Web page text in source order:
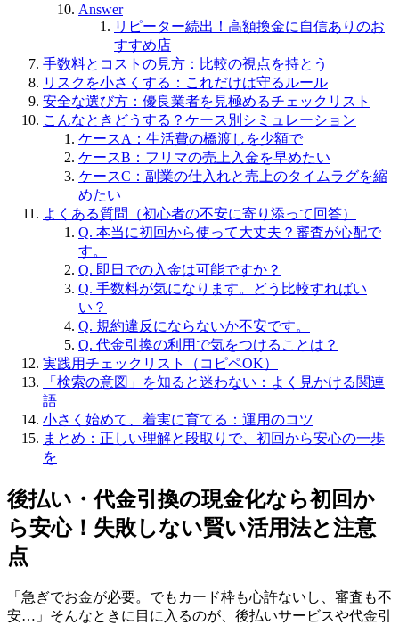
Answer
リピーター続出！高額換金に自信ありのお
すすめ店
手数料とコストの見方：比較の視点を持とう
リスクを小さくする：これだけは守るルール
安全な選び方：優良業者を見極めるチェックリスト
こんなときどうする？ケース別シミュレーション
ケースA：生活費の橋渡しを少額で
ケースB：フリマの売上入金を早めたい
ケースC：副業の仕入れと売上のタイムラグを縮
めたい
よくある質問（初心者の不安に寄り添って回答）
Q. 本当に初回から使って大丈夫？審査が心配で
す。
Q. 即日での入金は可能ですか？
Q. 手数料が気になります。どう比較すればい
い？
Q. 規約違反にならないか不安です。
Q. 代金引換の利用で気をつけることは？
実践用チェックリスト（コピペOK）
「検索の意図」を知ると迷わない：よく見かける関連
語
小さく始めて、着実に育てる：運用のコツ
まとめ：正しい理解と段取りで、初回から安心の一歩
を
後払い・代金引換の現金化なら初回か
ら安心！失敗しない賢い活用法と注意
点
「急ぎでお金が必要。でもカード枠も心許ないし、審査も不
安…」そんなときに目に入るのが、後払いサービスや代金引